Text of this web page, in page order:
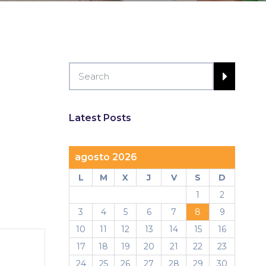
Outlook Live
Latest Posts
agosto 2026
L M X J V S
D
1
2
3
4 5 6 7 8
9
10
11 12 13 14 15
16
17
18 19 20 21 22
23
24
25 26 27 28 29
30